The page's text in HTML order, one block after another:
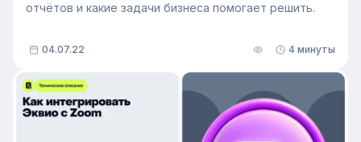
отчётов и какие задачи бизнеса помогает решить.
04.07.22 4 минуты